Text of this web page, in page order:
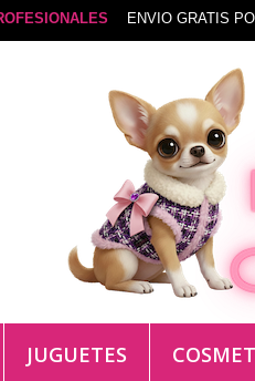
ENVIO GRATIS
JUGUETES